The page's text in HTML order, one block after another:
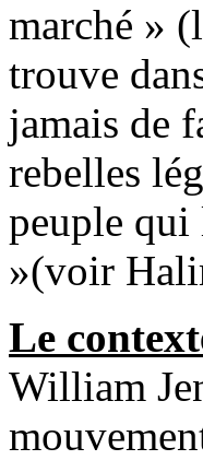
marché »
trouve
jamais de
rebelles
peuple qui
»(voir
Le
William